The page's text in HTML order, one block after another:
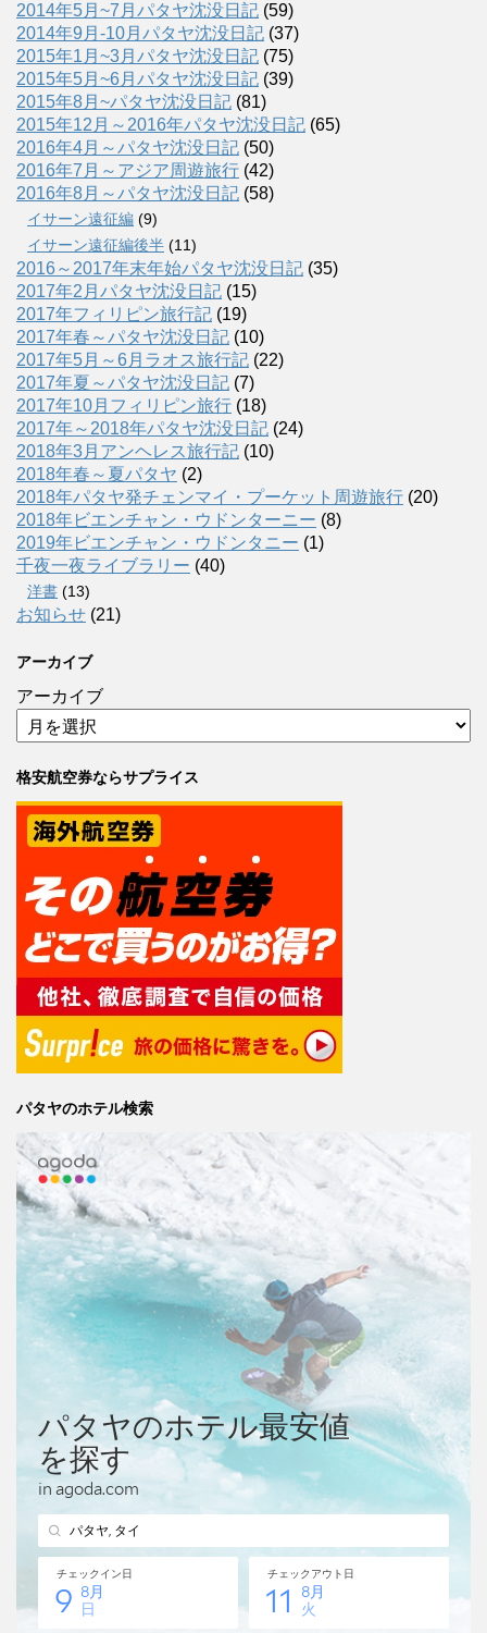
2014年5月~7月パタヤ沈没日記 (59)
2014年9月-10月パタヤ沈没日記 (37)
2015年1月~3月パタヤ沈没日記 (75)
2015年5月~6月パタヤ沈没日記 (39)
2015年8月~パタヤ沈没日記 (81)
2015年12月～2016年パタヤ沈没日記 (65)
2016年4月～パタヤ沈没日記 (50)
2016年7月～アジア周遊旅行 (42)
2016年8月～パタヤ沈没日記 (58)
イサーン遠征編 (9)
イサーン遠征編後半 (11)
2016～2017年末年始パタヤ沈没日記 (35)
2017年2月パタヤ沈没日記 (15)
2017年フィリピン旅行記 (19)
2017年春～パタヤ沈没日記 (10)
2017年5月～6月ラオス旅行記 (22)
2017年夏～パタヤ沈没日記 (7)
2017年10月フィリピン旅行 (18)
2017年～2018年パタヤ沈没日記 (24)
2018年3月アンヘレス旅行記 (10)
2018年春～夏パタヤ (2)
2018年パタヤ発チェンマイ・プーケット周遊旅行 (20)
2018年ビエンチャン・ウドンターニー (8)
2019年ビエンチャン・ウドンタニー (1)
千夜一夜ライブラリー (40)
洋書 (13)
お知らせ (21)
アーカイブ
アーカイブ
格安航空券ならサプライス
パタヤのホテル検索